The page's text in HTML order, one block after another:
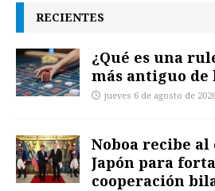
RECIENTES
¿Qué es una
más antiguo de
jueves 6 de agosto de
Noboa recibe
Japón para
cooperación